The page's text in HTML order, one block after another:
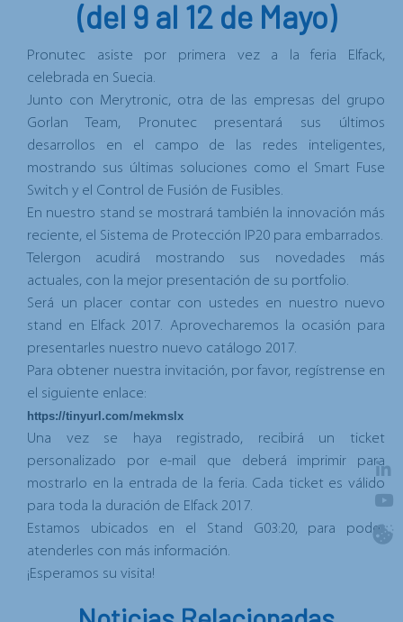
(del 9 al 12 de Mayo)
Pronutec asiste por primera vez a la feria Elfack,
celebrada en Suecia.
Junto con Merytronic, otra de las empresas del grupo
Gorlan Team, Pronutec presentará sus últimos
desarrollos en el campo de las redes inteligentes,
mostrando sus últimas soluciones como el Smart Fuse
Switch y el Control de Fusión de Fusibles.
En nuestro stand se mostrará también la innovación más
reciente, el Sistema de Protección IP20 para embarrados.
Telergon acudirá mostrando sus novedades más
actuales, con la mejor presentación de su portfolio.
Será un placer contar con ustedes en nuestro nuevo
stand en Elfack 2017. Aprovecharemos la ocasión para
presentarles nuestro nuevo catálogo 2017.
Para obtener nuestra invitación, por favor, regístrense en
el siguiente enlace:
https://tinyurl.com/mekmslx
Una vez se haya registrado, recibirá un ticket
personalizado por e-mail que deberá imprimir para
mostrarlo en la entrada de la feria. Cada ticket es válido
para toda la duración de Elfack 2017.
Estamos ubicados en el Stand G03:20, para poder
atenderles con más información.
¡Esperamos su visita!